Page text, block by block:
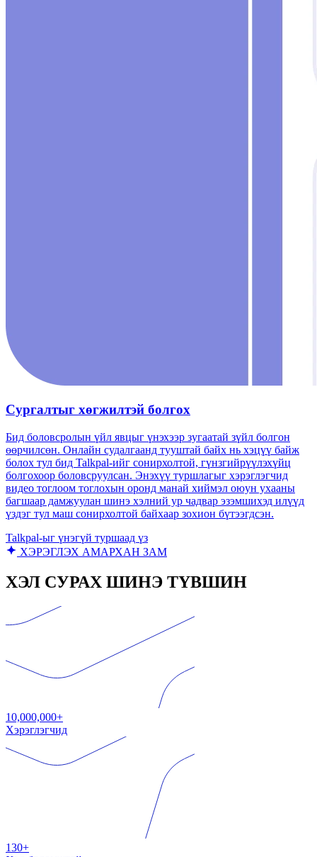
Сургалтыг хөгжилтэй болгох
Бид боловсролын үйл явцыг үнэхээр зугаатай зүйл болгон
өөрчилсөн. Онлайн судалгаанд тууштай байх нь хэцүү байж
болох тул бид Talkpal-ийг сонирхолтой, гүнзгийрүүлэхүйц
болгохоор боловсруулсан. Энэхүү туршлагыг хэрэглэгчид
видео тоглоом тоглохын оронд манай хиймэл оюун ухааны
багшаар дамжуулан шинэ хэлний ур чадвар эзэмшихэд илүүд
үздэг тул маш сонирхолтой байхаар зохион бүтээгдсэн.
Talkpal-ыг үнэгүй туршаад үз
ХЭРЭГЛЭХ АМАРХАН ЗАМ
ХЭЛ СУРАХ ШИНЭ ТҮВШИН
10,000,000+
Хэрэглэгчид
130+